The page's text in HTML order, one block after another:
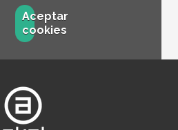
Aceptar
cookies